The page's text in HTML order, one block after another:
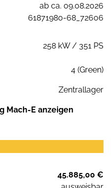
ab ca. 09.08.2026
61871980-68_72606
258 kW / 351 PS
4 (Green)
Zentrallager
Mach-E anzeigen
45.885,00 €